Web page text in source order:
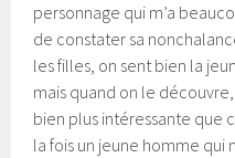
personnage qui m’a
de constater sa
les filles, on sent bien la
mais quand on le
bien plus intéressante que
la fois un jeune homme